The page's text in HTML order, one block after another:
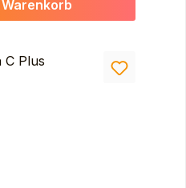
Warenkorb